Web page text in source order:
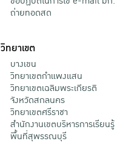
ถ่ายทอดสด
วิทยาเขต
บางเขน
วิทยาเขตกําแพงแสน
วิทยาเขตเฉลิมพระเกียรติ
จังหวัดสกลนคร
วิทยาเขตศรีราชา
สำนักงานเขตบริหารการเรียนรู้
พื้นที่สุพรรณบุรี